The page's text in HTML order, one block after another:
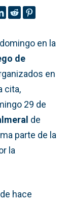
en la
de
en
cita,
29 de
de
parte de la
la
hace